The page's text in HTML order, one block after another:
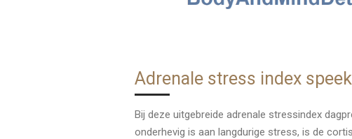
Adrenale stress index
Bij deze uitgebreide adrenale stressindex
onderhevig is aan langdurige stress, is de